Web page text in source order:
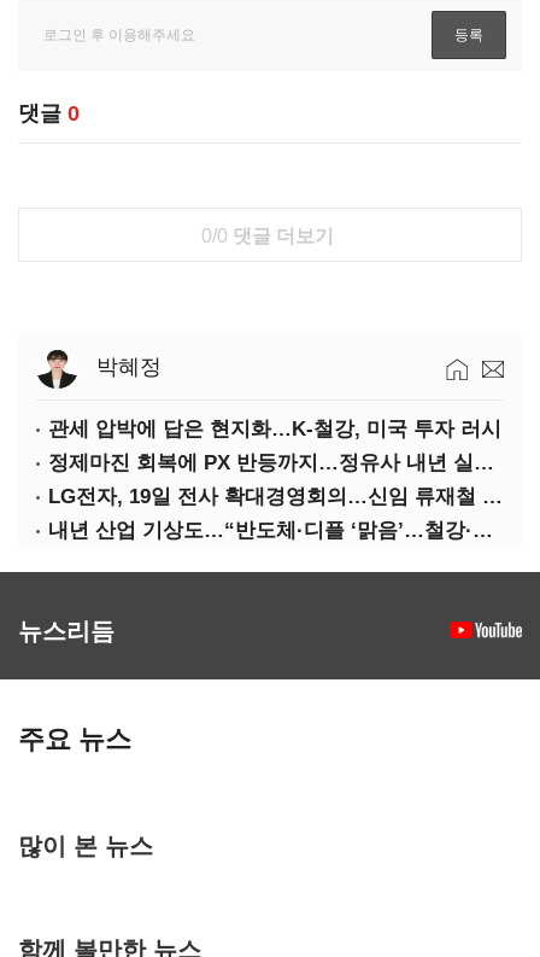
댓글 0
0/0 댓글 더보기
박혜정
관세 압박에 답은 현지화…K-철강, 미국 투자 러시
정제마진 회복에 PX 반등까지…정유사 내년 실적 기대
LG전자, 19일 전사 확대경영회의…신임 류재철 사장 주관
내년 산업 기상도…“반도체·디플 ‘맑음’…철강·석화 ‘흐림’”
뉴스리듬
주요 뉴스
많이 본 뉴스
함께 볼만한 뉴스